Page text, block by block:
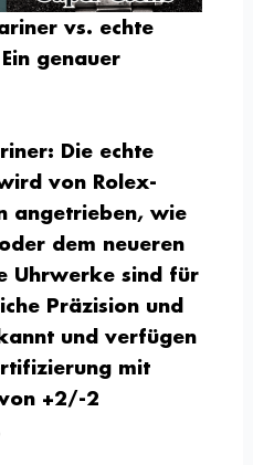
vs. echte
genauer
Die echte
von Rolex-
angetrieben, wie
dem neueren
Uhrwerke sind für
Präzision und
und verfügen
mit
+2/-2